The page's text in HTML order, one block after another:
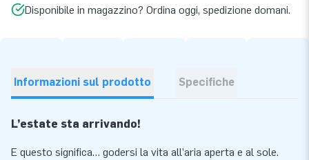
Disponibile in magazzino? Ordina oggi, spedizione domani.
Informazioni sul prodotto Specifiche
L’estate sta arrivando!
E questo significa… godersi la vita all’aria aperta e al sole.